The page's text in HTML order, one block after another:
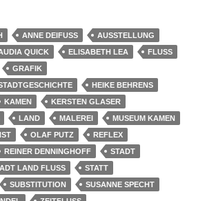
ANNE DEIFUSS
AUSSTELLUNG
QUICK ELISABETH LEA
FLUSS
GRAFIK
HEIKE BEHRENS
KAMEN
KERSTEN GLASER
LAND MALEREI
MUSEUM KAMEN
OLAF PUTZ
REFLEX
REINER DENNINGHOFF
STADT
LAND FLUSS
STATT
SUBSTITUTION
SUSANNE SPECHT